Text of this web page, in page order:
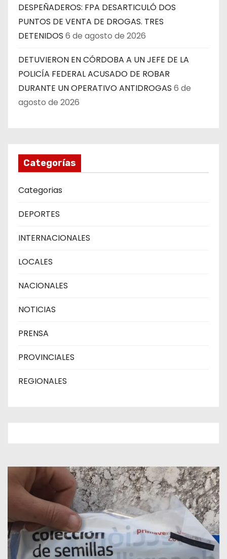
DESPEÑADEROS: FPA DESARTICULÓ DOS
PUNTOS DE VENTA DE DROGAS. TRES
DETENIDOS 6 de agosto de 2026
DETUVIERON EN CÓRDOBA A UN JEFE DE LA
POLICÍA FEDERAL ACUSADO DE ROBAR
DURANTE UN OPERATIVO ANTIDROGAS 6 de
agosto de 2026
Categorías
Categorias
DEPORTES
INTERNACIONALES
LOCALES
NACIONALES
NOTICIAS
PRENSA
PROVINCIALES
REGIONALES